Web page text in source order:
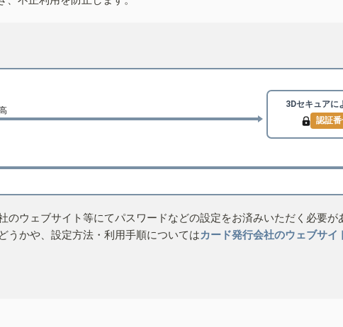
3Dセキュアに
認証
ウェブサイト等にてパスワードなどの設定をお済みいただく必要が
うかや、設定方法・利用手順についてはカード発行会社のウェブサイ